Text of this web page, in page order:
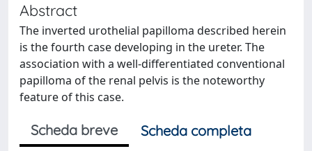
Abstract
The inverted urothelial papilloma described herein
is the fourth case developing in the ureter. The
association with a well-differentiated conventional
papilloma of the renal pelvis is the noteworthy
feature of this case.
Scheda breve
Scheda completa